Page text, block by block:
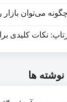
نکات کلیدی
ها